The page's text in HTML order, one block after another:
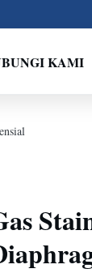
KAMI